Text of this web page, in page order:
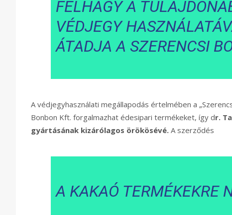
FELHAGY A
VÉDJEGY
ÁTADJA A SZERENCSI
A védjegyhasználati megállapodás értelmében a
Bonbon Kft. forgalmazhat édesipari termékeket, így dr.
gyártásának kizárólagos örökösévé. A szerződés
A KAKAÓ TERMÉKEKRE